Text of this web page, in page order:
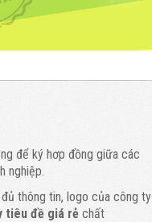
để ký hơp đồng giữa các
nghiệp.
thông tin, logo của công ty
tiêu đề giá rẻchất